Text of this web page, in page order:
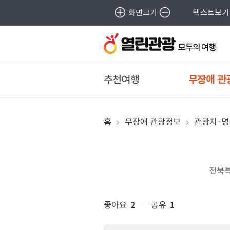
화면크기 텍스트보기
추천여행 무장애 관
홈 무장애 관광정보 관광지·
전북
좋아요 2 공유 1